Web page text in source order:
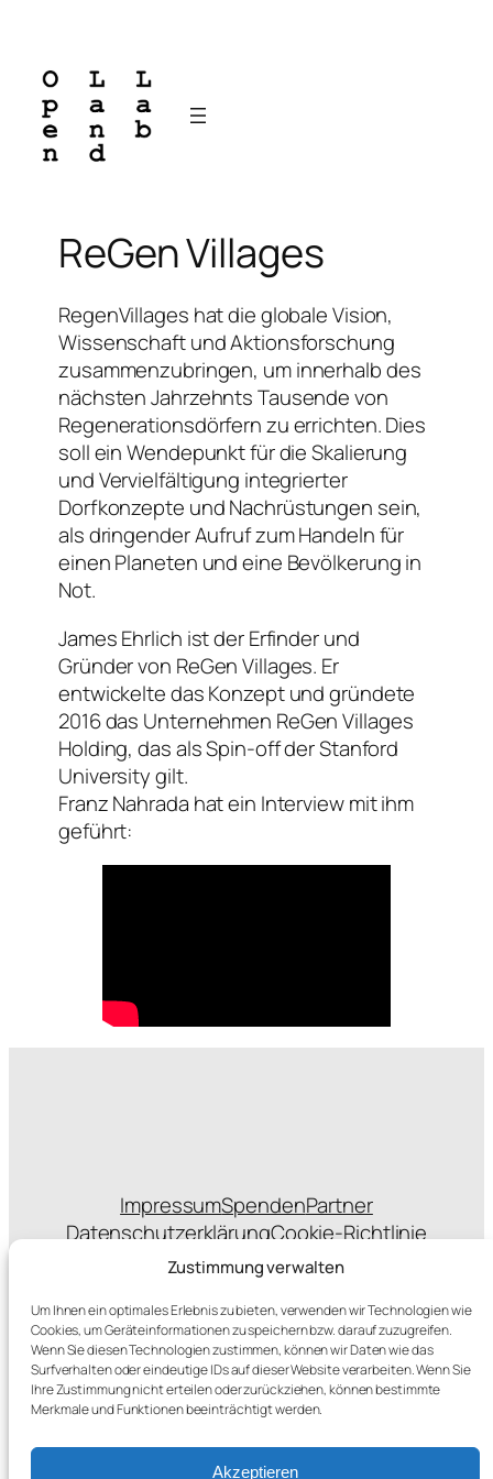
Zustimmung verwalten
Um Ihnen ein optimales Erlebnis zu bieten, verwenden wir Technologien wie
Cookies, um Geräteinformationen zu speichern bzw. darauf zuzugreifen.
Wenn Sie diesen Technologien zustimmen, können wir Daten wie das
Surfverhalten oder eindeutige IDs auf dieser Website verarbeiten. Wenn Sie
Ihre Zustimmung nicht erteilen oder zurückziehen, können bestimmte
Merkmale und Funktionen beeinträchtigt werden.
Akzeptieren
springen
ReGen Villages
RegenVillages hat die globale Vision,
Wissenschaft und Aktionsforschung
zusammenzubringen, um innerhalb des
nächsten Jahrzehnts Tausende von
Regenerationsdörfern zu errichten. Dies
soll ein Wendepunkt für die Skalierung
und Vervielfältigung integrierter
Dorfkonzepte und Nachrüstungen sein,
als dringender Aufruf zum Handeln für
einen Planeten und eine Bevölkerung in
Not.
James Ehrlich ist der Erfinder und
Gründer von ReGen Villages. Er
entwickelte das Konzept und gründete
2016 das Unternehmen ReGen Villages
Holding, das als Spin-off der Stanford
University gilt.
Franz Nahrada hat ein Interview mit ihm
geführt:
ImpressumSpendenPartner
DatenschutzerklärungCookie-Richtlinie
Statuten
sponsert das Hosting